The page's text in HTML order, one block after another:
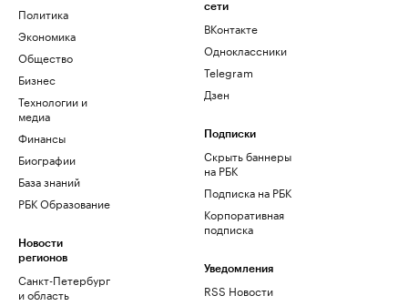
Политика
Экономика
Общество
Бизнес
Технологии и
медиа
Финансы
Биографии
База знаний
РБК Образование
Новости
регионов
Санкт-Петербург
и область
сети
ВКонтакте
Одноклассники
Telegram
Дзен
Подписки
Скрыть баннеры
на РБК
Подписка на РБК
Корпоративная
подписка
Уведомления
RSS Новости